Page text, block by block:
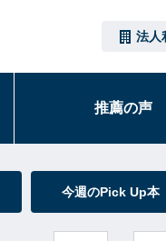
法人
推薦の声
今週のPick Up本